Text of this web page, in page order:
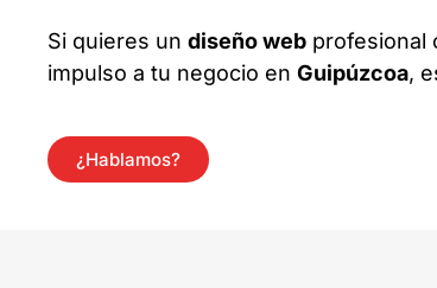
Si quieres un diseño web profesional
impulso a tu negocio en Guipúzcoa,
¿Hablamos?